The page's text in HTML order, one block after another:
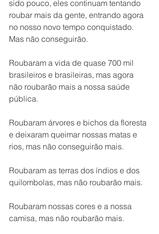
sido pouco, eles continuam tentando
roubar mais da gente, entrando agora
no nosso novo tempo conquistado.
Mas não conseguirão.
Roubaram a vida de quase 700 mil
brasileiros e brasileiras, mas agora
não roubarão mais a nossa saúde
pública.
Roubaram árvores e bichos da floresta
e deixaram queimar nossas matas e
rios, mas não conseguirão mais.
Roubaram as terras dos índios e dos
quilombolas, mas não roubarão mais.
Roubaram nossas cores e a nossa
camisa, mas não roubarão mais.